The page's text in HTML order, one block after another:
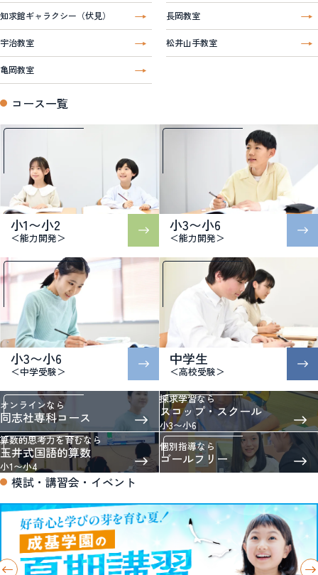
知求館ギャラクシー（伏見） 長岡教室
宇治教室 松井山手教室
亀岡教室
コース一覧
小1〜小2
＜能力開発＞
小3〜小6
＜能力開発＞
小3〜小6
＜中学受験＞
中学生
＜高校受験＞
オンラインなら
同志社専科コース
探求学習なら
スコップ・スクール
小3〜小6
算数的思考力を育むなら
玉井式国語的算数
小1〜小4
個別指導なら
ゴールフリー
模試・講習会・イベント